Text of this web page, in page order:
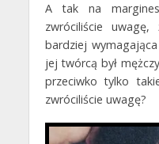
A tak na
zwróciliście
bardziej
jej twórcą był
przeciwko tylko
zwróciliście uwagę?